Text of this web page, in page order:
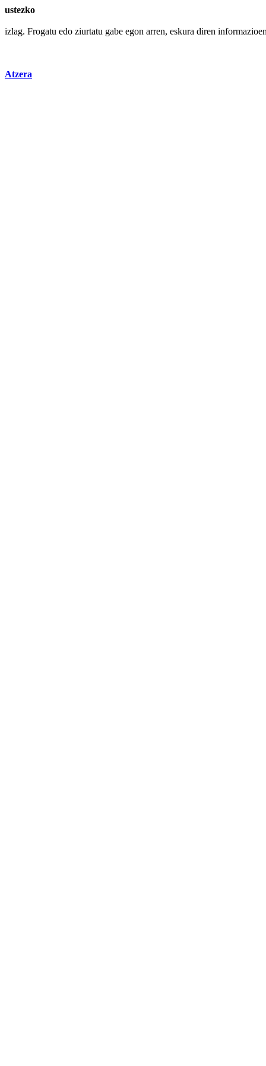
ustezko
izlag. Frogatu edo ziurtatu gabe egon arren, eskura diren
Atzera